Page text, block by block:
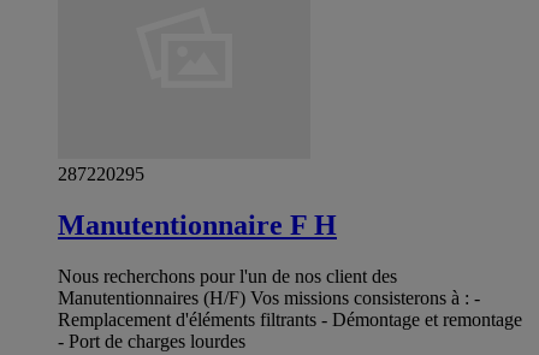
287220295
Manutentionnaire F H
Nous recherchons pour l'un de nos client des
Manutentionnaires (H/F) Vos missions consisterons à : -
Remplacement d'éléments filtrants - Démontage et remontage
- Port de charges lourdes